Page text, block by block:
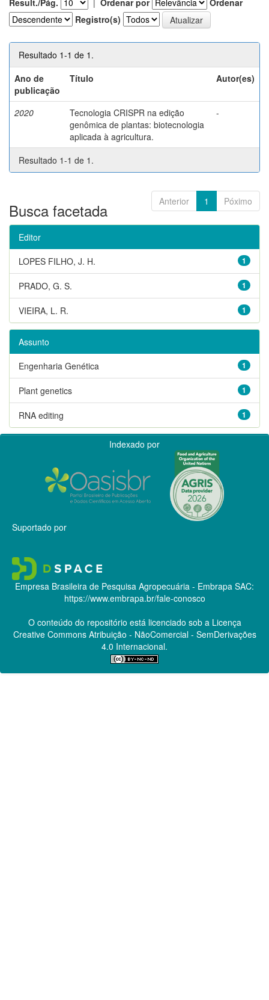
Registro(s)
Resultado 1-1 de 1.
Ano de
publicação
Título Autor(es)
2020
Tecnologia CRISPR na edição
genômica de plantas: biotecnologia
aplicada à agricultura.
-
Resultado 1-1 de 1.
Anterior 1 Póximo
Busca facetada
Editor
1
LOPES FILHO, J. H.
1
PRADO, G. S.
1
VIEIRA, L. R.
Assunto
1
Engenharia Genética
1
Plant genetics
1
RNA editing
Indexado por
Suportado por
Empresa Brasileira de Pesquisa Agropecuária - Embrapa SAC:
https://www.embrapa.br/fale-conosco
O conteúdo do repositório está licenciado sob a Licença
Creative CommonsAtribuição - NãoComercial - SemDerivações
4.0 Internacional.